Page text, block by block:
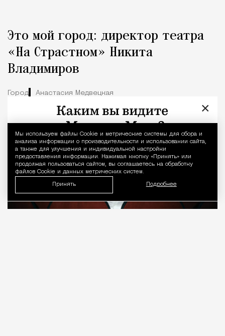
Уведомление
Мы используем файлы Сookie и метрические системы для сбора и
анализа информации о производительности и использовании сайта,
а также для улучшения и индивидуальной настройки
предоставления информации. Нажимая кнопку «Принять» или
продолжая пользоваться сайтом, вы соглашаетесь на обработку
файлов Cookie и данных метрических систем.
Принять Подробнее
Это мой город: директор театра
«На Страстном» Никита
Владимиров
Город Анастасия Медвецкая
×